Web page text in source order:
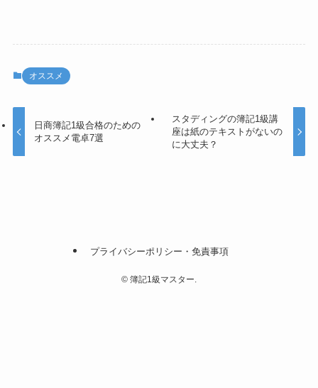
オススメ
日商簿記1級合格のための
オススメ電卓7選
スタディングの簿記1級講
座は紙のテキストがないの
に大丈夫？
プライバシーポリシー・免責事項
© 簿記1級マスター.